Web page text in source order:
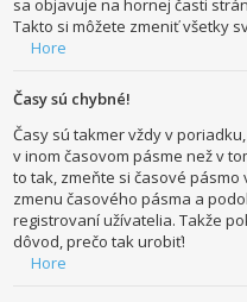
sa objavuje na hornej časti
Takto si môžete zmeniť všetky
Hore
Časy sú chybné!
Časy sú takmer vždy v
v inom časovom pásme než v
to tak, zmeňte si časové
zmenu časového pásma a
registrovaní užívatelia. Takže
dôvod, prečo tak urobiť!
Hore